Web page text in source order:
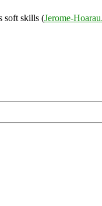
soft skills (Jerome-